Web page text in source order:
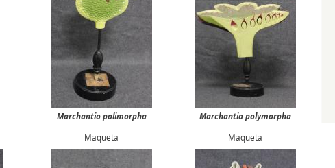
Marchantio polimorpha
Maqueta
Marchantia polymorpha
Maqueta